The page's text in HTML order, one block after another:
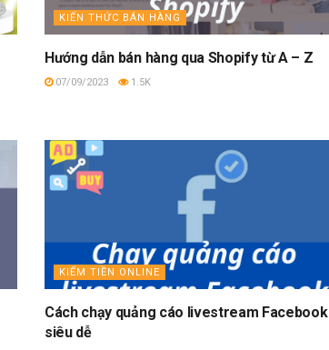
KIẾN THỨC BÁN HÀNG
Hướng dẫn bán hàng qua Shopify từ A – Z
07/09/2023 1.5K
KIẾM TIỀN ONLINE
Cách chạy quảng cáo livestream Facebook
siêu dễ